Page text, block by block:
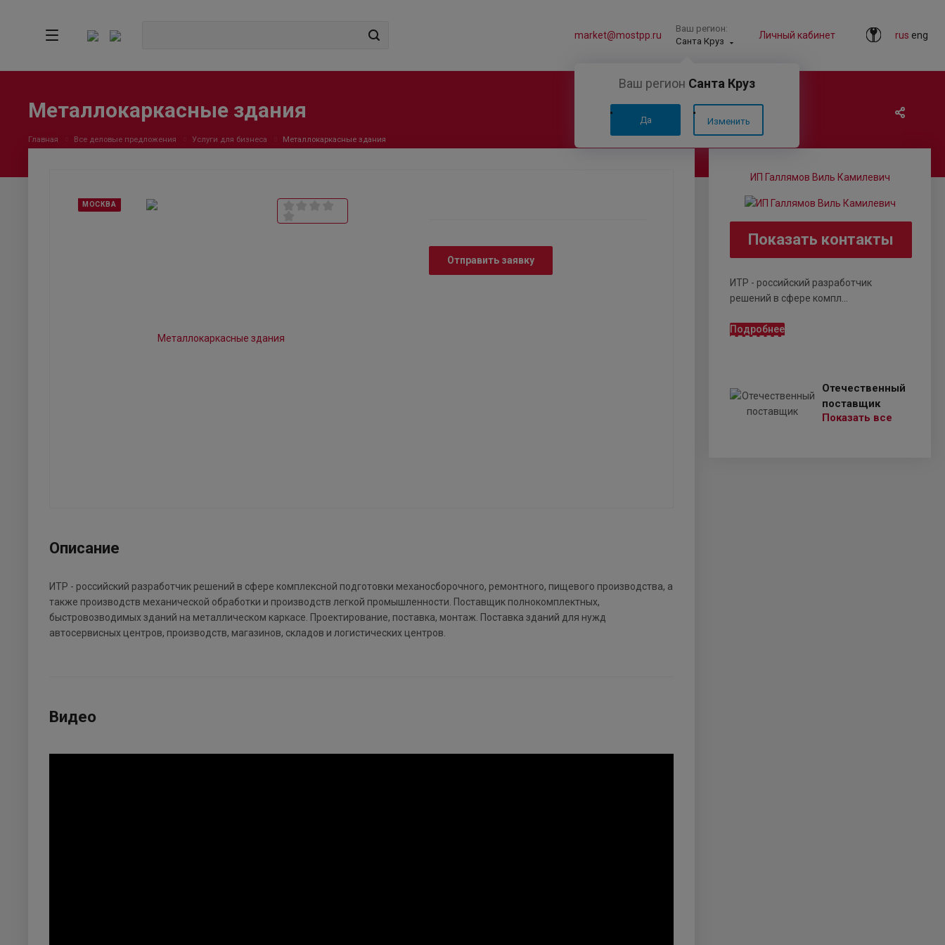
rus eng
Личный кабинет
Ваш регион:
Санта Круз
Ваш регион Санта Круз
Да Изменить
market@mostpp.ru
Металлокаркасные здания
Главная Все деловые предложения Услуги для бизнеса Металлокаркасные здания
ИП Галлямов Виль Камилевич
Показать контакты
ИТР - российский разработчик
решений в сфере компл...
Подробнее
Отечественный
поставщик
Показать все
МОСКВА
Отправить заявку
Описание
ИТР - российский разработчик решений в сфере комплексной подготовки механосборочного, ремонтного, пищевого производства, а
также производств механической обработки и производств легкой промышленности. Поставщик полнокомплектных,
быстровозводимых зданий на металлическом каркасе. Проектирование, поставка, монтаж. Поставка зданий для нужд
автосервисных центров, производств, магазинов, складов и логистических центров.
Видео